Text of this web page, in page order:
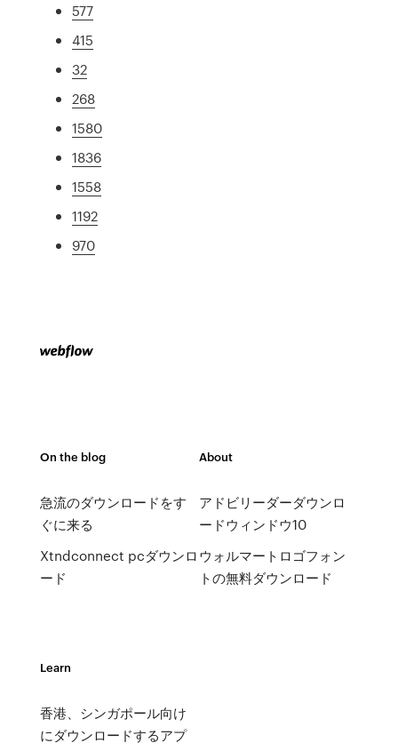
577
415
32
268
1580
1836
1558
1192
970
On the blog
急流のダウンロードをす
ぐに来る
Xtndconnect pcダウンロ
ード
About
アドビリーダーダウンロ
ードウィンドウ10
ウォルマートロゴフォン
トの無料ダウンロード
Learn
香港、シンガポール向け
にダウンロードするアプ